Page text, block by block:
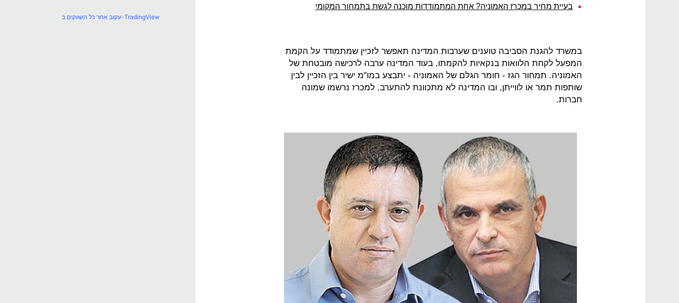
בעיית מחיר במכרז האמוניה? אחת המתמודדות מוכנה לגשת בתמחור המקומי
במשרד להגנת הסביבה טוענים שערבות המדינה תאפשר לזכיין שמתמודד על הקמת
המפעל לקחת הלוואות בנקאיות להקמתו, בעוד המדינה ערבה לרכישה מובטחת של
האמוניה. תמחור הגז - חומר הגלם של האמוניה - יתבצע במו"מ ישיר בין הזכיין לבין
שותפות תמר או לווייתן, ובו המדינה לא מתכוונת להתערב. למכרז נרשמו שמונה
חברות.
עקוב אחר כל השווקים ב-TradingView